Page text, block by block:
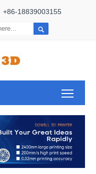
+86-18839003155
